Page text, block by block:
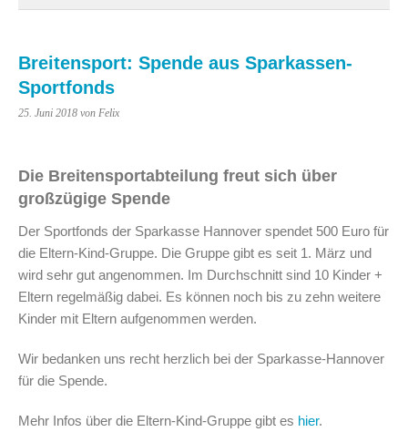
Breitensport: Spende aus Sparkassen-
Sportfonds
25. Juni 2018 von Felix
Die Breitensportabteilung freut sich über
großzügige Spende
Der Sportfonds der Sparkasse Hannover spendet 500 Euro für
die Eltern-Kind-Gruppe. Die Gruppe gibt es seit 1. März und
wird sehr gut angenommen. Im Durchschnitt sind 10 Kinder +
Eltern regelmäßig dabei. Es können noch bis zu zehn weitere
Kinder mit Eltern aufgenommen werden.
Wir bedanken uns recht herzlich bei der Sparkasse-Hannover
für die Spende.
Mehr Infos über die Eltern-Kind-Gruppe gibt es hier.